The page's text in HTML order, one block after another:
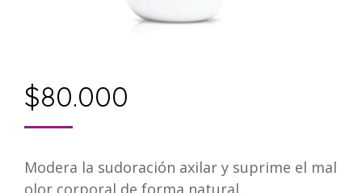
$80.000
Modera la sudoración axilar y suprime el mal
olor corporal de forma natural.